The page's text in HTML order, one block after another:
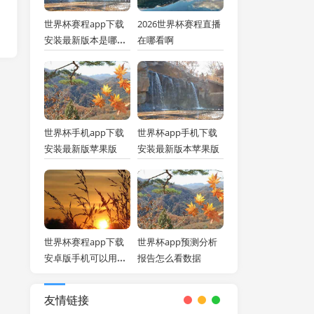
世界杯赛程app下载
安装最新版本是哪个
2026世界杯赛程直播
在哪看啊
世界杯手机app下载
安装最新版苹果版
世界杯app手机下载
安装最新版本苹果版
世界杯赛程app下载
安卓版手机可以用吗
世界杯app预测分析
报告怎么看数据
友情链接